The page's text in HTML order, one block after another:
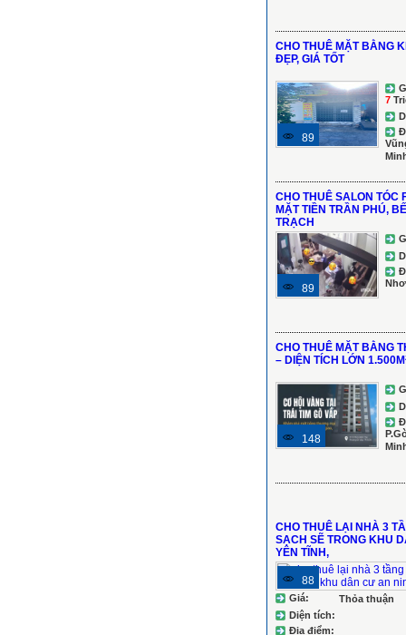
CHO THUÊ MẶT BẰNG
ĐẸP, GIÁ TỐT
89
7
CHO THUÊ SALON TÓC
MẶT TIỀN TRẦN PHÚ,
TRẠCH
89
CHO THUÊ MẶT BẰNG
– DIỆN TÍCH LỚN
148
CHO THUÊ LẠI NHÀ 3
SẠCH SẼ TRONG KHU
YÊN TĨNH,
88
Giá:
Thỏa thuận
Diện tích:
Địa điểm: